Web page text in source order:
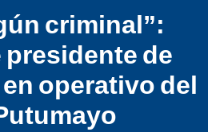
criminal”:
presidente de
operativo del